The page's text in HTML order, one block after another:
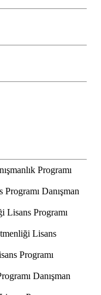
Programı
Danışman
Lisans Programı
Lisans
Programı
Danışman